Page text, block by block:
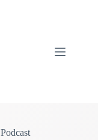
Podcast